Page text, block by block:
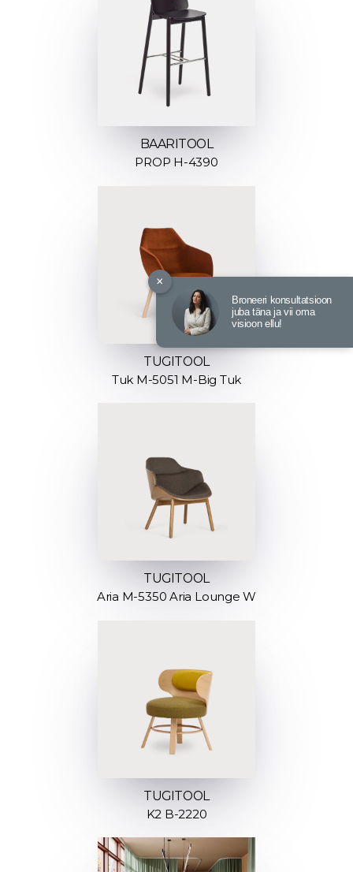
BAARITOOL
PROP H-4390
TUGITOOL
Tuk M-5051 M-Big Tuk
TUGITOOL
Aria M-5350 Aria Lounge W
TUGITOOL
K2 B-2220
×
Broneeri konsultatsioon
juba täna ja vii oma
visioon ellu!